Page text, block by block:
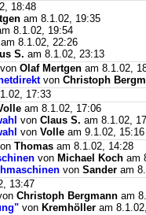
18:48
am 8.1.02, 19:35
8.1.02, 19:54
8.1.02, 22:26
S. am 8.1.02, 23:13
Olaf Mertgen am 8.1.02,
von Christoph
17:33
am 8.1.02, 17:06
von Claus S. am 8.1.02,
von Volle am 9.1.02, 15:16
Thomas am 8.1.02, 14:28
von Michael Koch am
von Sander am
13:47
Christoph Bergmann am
von Kremhöller am